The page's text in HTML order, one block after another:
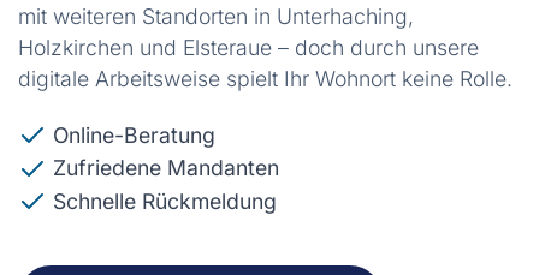
mit weiteren Standorten in Unterhaching,
Holzkirchen und Elsteraue – doch durch unsere
digitale Arbeitsweise spielt Ihr Wohnort keine Rolle.
Online-Beratung
Zufriedene Mandanten
Schnelle Rückmeldung